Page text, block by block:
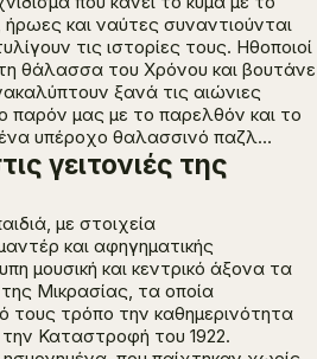
και ναύτες συναντιούνται
τις ιστορίες τους. Ηθοποιοί
θάλασσα του Χρόνου και βουτάνε
ξανά τις αιώνιες
παρόν μας με το παρελθόν και το
υπέροχο θαλασσινό παζλ…
γειτονιές της
με στοιχεία
και αφηγηματικής
μουσική και κεντρικό άξονα τα
της Μικρασίας, τα οποία
τους τρόπο την καθημερινότητα
Καταστροφή του 1922.